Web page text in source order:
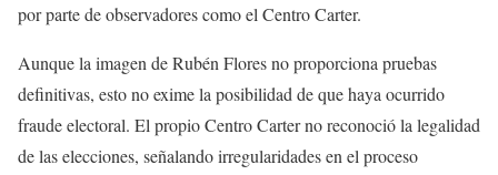
por parte de observadores como el Centro Carter.
Aunque la imagen de Rubén Flores no proporciona pruebas
definitivas, esto no exime la posibilidad de que haya ocurrido
fraude electoral. El propio Centro Carter no reconoció la legalidad
de las elecciones, señalando irregularidades en el proceso